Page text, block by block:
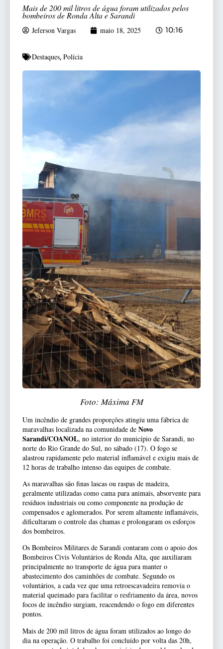
Mais de 200 mil litros de água foram utilizados pelos
bombeiros de Ronda Alta e Sarandi
Jeferson Vargas maio 18, 2025 10:16
Destaques, Polícia
Foto: Máxima FM
Um incêndio de grandes proporções atingiu uma fábrica de
maravalhas localizada na comunidade de Novo
Sarandi/COANOL, no interior do município de Sarandi, no
norte do Rio Grande do Sul, no sábado (17). O fogo se
alastrou rapidamente pelo material inflamável e exigiu mais de
12 horas de trabalho intenso das equipes de combate.
As maravalhas são finas lascas ou raspas de madeira,
geralmente utilizadas como cama para animais, absorvente para
resíduos industriais ou como componente na produção de
compensados e aglomerados. Por serem altamente inflamáveis,
dificultaram o controle das chamas e prolongaram os esforços
dos bombeiros.
Os Bombeiros Militares de Sarandi contaram com o apoio dos
Bombeiros Civis Voluntários de Ronda Alta, que auxiliaram
principalmente no transporte de água para manter o
abastecimento dos caminhões de combate. Segundo os
voluntários, a cada vez que uma retroescavadeira removia o
material queimado para facilitar o resfriamento da área, novos
focos de incêndio surgiam, reacendendo o fogo em diferentes
pontos.
Mais de 200 mil litros de água foram utilizados ao longo do
dia na operação. O trabalho foi concluído por volta das 20h,